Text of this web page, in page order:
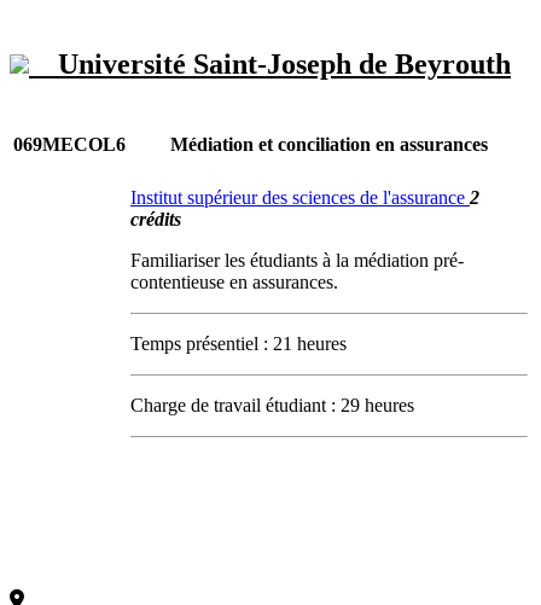
Université Saint-Joseph de Beyrouth
069MECOL6 Médiation et conciliation en assurances
Institut supérieur des sciences de l'assurance 2
crédits
Familiariser les étudiants à la médiation pré-
contentieuse en assurances.
Temps présentiel : 21 heures
Charge de travail étudiant : 29 heures